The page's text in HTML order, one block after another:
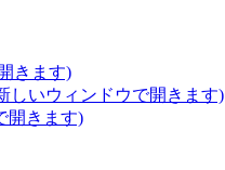
きます)
しいウィンドウで開きます)
開きます)